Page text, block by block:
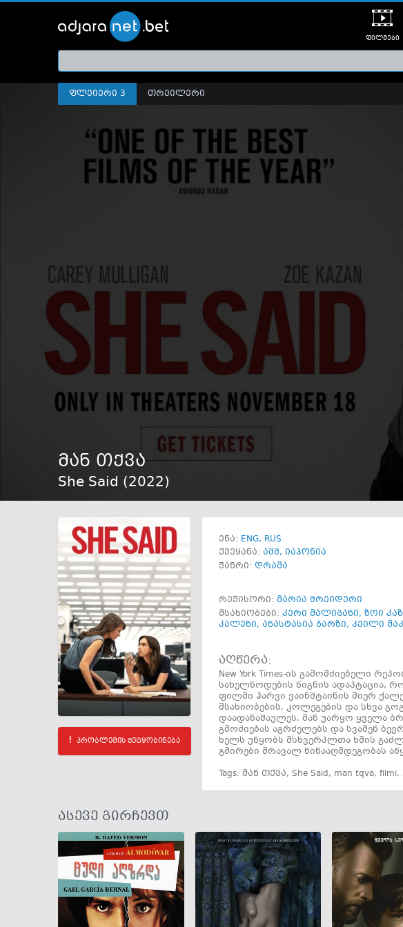
ფილმები
თრეილერები
ფლეიერი 3 თრეილერი
მან თქვა
She Said (2022)
პრობლემის შეტყობინება
ენა: ENG RUS
ქვეყანა: აშშ, იაპონია
ჟანრი: დრამა
რეჟისორი: მარია შრეიდერი
მსახიობები: კერი მალიგანი, ზოი
კალენი, ანასტასია ბარზი, კეილი
აღწერა:
New York Times-ის გამომძიებელი
სახელწოდების წიგნის ადაპტაცია,
ფილმი ჰარვი ვაინშტაინის მიერ
მსახიობების, კოლეგების და სხვა
დაადანაშაულეს, მან უარყო ყველა
გმოძიებას აგრძელებს და სვამენ
ხელს უწყობს მსხვერპლთა ხმის
გმირები მრავალ წინააღმდეგობას
Tags: მან თქვა, She Said, man tqva, filmi,
ასევე გირჩევთ